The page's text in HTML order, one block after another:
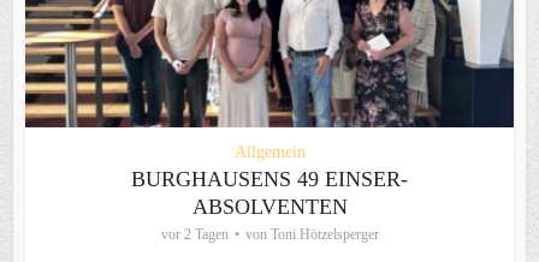
Allgemein
BURGHAUSENS 49 EINSER-
ABSOLVENTEN
vor 2 Tagen von Toni Hötzelsperger